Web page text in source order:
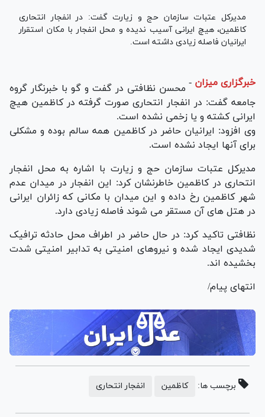
مدیرکل عتبات سازمان حج و زیارت گفت: در انفجار انتحاری
کاظمین، هیچ ایرانی آسیب ندیده و محل انفجار با مکان استقرار
ایرانیان فاصله زیادی داشته است.
خبرگزاری میزان - محسن نظافتی در گفت و گو با خبرنگار گروه
جامعه گفت: در انفجار انتحاری صورت گرفته در کاظمین هیچ
ایرانی کشته و یا زخمی نشده است.
وی افزود: ایرانیان حاضر در کاظمین همه سالم بوده و مشکلی
برای آنها ایجاد نشده است.
مدیرکل عتبات سازمان حج و زیارت با اشاره به محل انفجار
انتحاری در کاظمین خاطرنشان کرد: این انفجار در میدان عدم
شهر کاظمین رخ داده و این میدان با مکانی که زائران ایرانی
در هتل های آن مستقر می شوند فاصله زیادی دارد.
نظافتی تاکید کرد: در حال حاضر در اطراف محل حادثه ترافیک
شدیدی ایجاد شده و نیروهای امنیتی به تدابیر امنیتی شدت
بخشیده اند.
انتهای پیام/
برچسب ها: کاظمین انفجار انتحاری